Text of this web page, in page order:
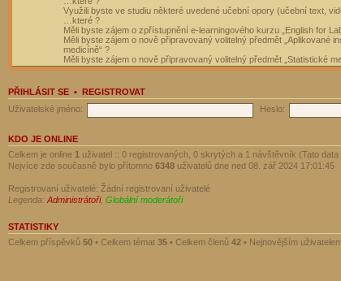
Využili byste ve studiu některé uvedené učební opory (učební text,
…které ?
Měli byste zájem o zpřístupnění e-learningového kurzu „English for
Měli byste zájem o nově připravovaný volitelný předmět „Aplikované
medicíně“ ?
Měli byste zájem o nově připravovaný volitelný předmět „Statistické
PŘIHLÁSIT SE • REGISTROVAT
Uživatelské jméno:
Heslo:
KDO JE ONLINE
Celkem je online 1 uživatel :: 0 registrovaných, 0 skrytých a 1 návštěvník (Tato
Nejvíce zde současně bylo přítomno 6348 uživatelů dne ned 08. zář 2024 17:01:45
Registrovaní uživatelé: Žádní registrovaní uživatelé
Legenda: Administrátoři, Globální moderátoři
STATISTIKY
Celkem příspěvků 50 • Celkem témat 35 • Celkem členů 42 • Nejnovějším